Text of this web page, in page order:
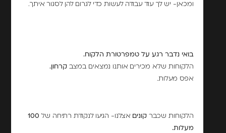
ומכאן- יש לך עוד עבודה לעשות כדי לגרום להן לסגור איתך.
בואי נדבר רגע על טמפרטורת הלקוח.
הלקוחות שלא מכירים אותנו נמצאים במצבקרחון.
אפס מעלות.
הלקוחות שכבר קונים אצלנו- הגיעו לנקודת רתיחה של 100
מעלות.